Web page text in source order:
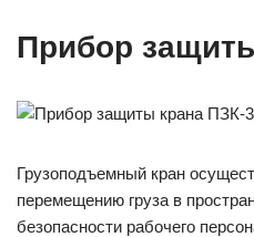
Прибор
Грузоподъемный кран
перемещению груза в
безопасности рабочего